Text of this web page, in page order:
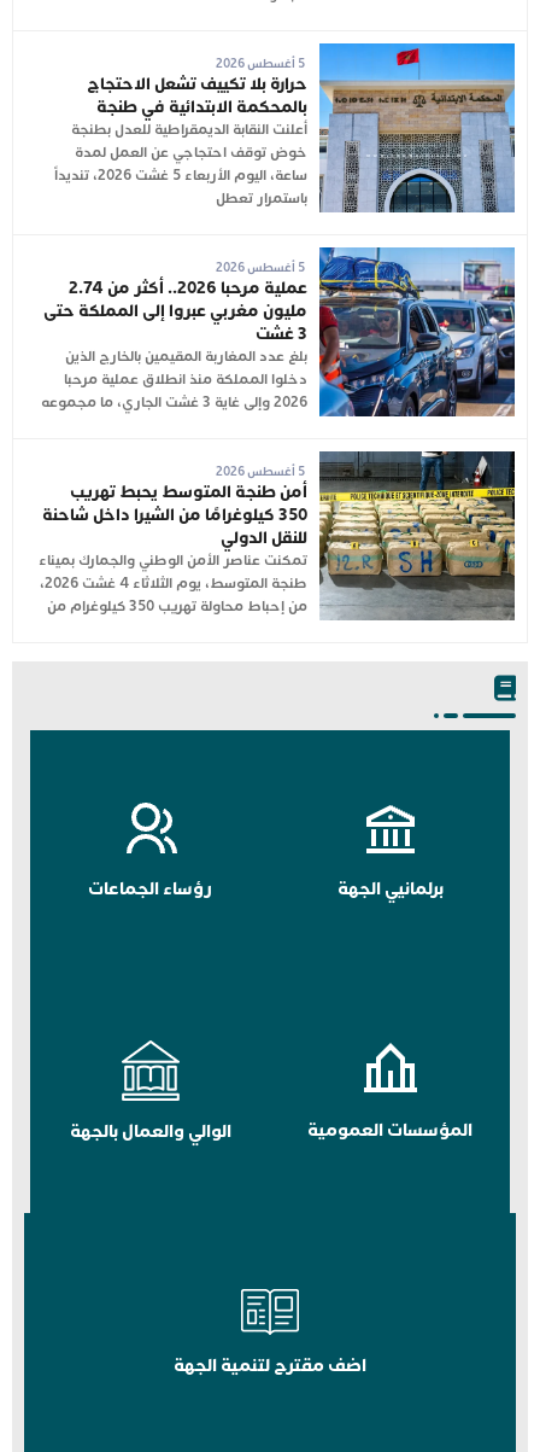
5 أغسطس 2026
حرارة بلا تكييف تشعل الاحتجاج
بالمحكمة الابتدائية في طنجة
أعلنت النقابة الديمقراطية للعدل بطنجة
خوض توقف احتجاجي عن العمل لمدة
ساعة، اليوم الأربعاء 5 غشت 2026، تنديداً
باستمرار تعطل
5 أغسطس 2026
عملية مرحبا 2026.. أكثر من 2.74
مليون مغربي عبروا إلى المملكة حتى
3 غشت
بلغ عدد المغاربة المقيمين بالخارج الذين
دخلوا المملكة منذ انطلاق عملية مرحبا
2026 وإلى غاية 3 غشت الجاري، ما مجموعه
5 أغسطس 2026
أمن طنجة المتوسط يحبط تهريب
350 كيلوغرامًا من الشيرا داخل شاحنة
للنقل الدولي
تمكنت عناصر الأمن الوطني والجمارك بميناء
طنجة المتوسط، يوم الثلاثاء 4 غشت 2026،
من إحباط محاولة تهريب 350 كيلوغرام من
برلمانيي الجهة رؤساء الجماعات
المؤسسات العمومية الوالي والعمال بالجهة
اضف مقترح لتنمية الجهة